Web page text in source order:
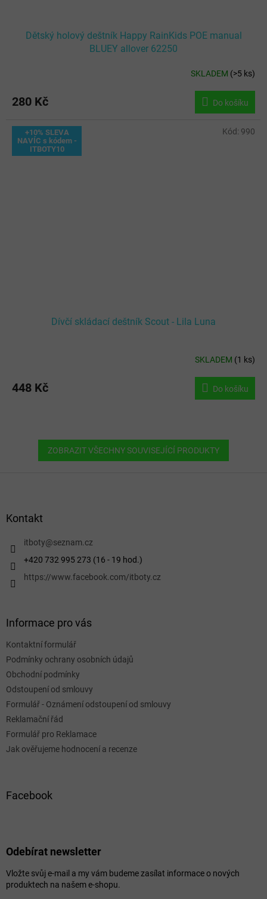
Dětský holový deštník Happy RainKids POE manual
BLUEY allover 62250
SKLADEM (>5 ks)
280 Kč Do košíku
+10% SLEVA
NAVÍC s kódem -
ITBOTY10
Dívčí skládací deštník Scout - Lila Luna
SKLADEM (1 ks)
448 Kč Do košíku
Kód: 990
ZOBRAZIT VŠECHNY SOUVISEJÍCÍ PRODUKTY
Kontakt
itboty@seznam.cz
+420 732 995 273 (16 - 19 hod.)
https://www.facebook.com/itboty.cz
Informace pro vás
Kontaktní formulář
Podmínky ochrany osobních údajů
Obchodní podmínky
Odstoupení od smlouvy
Formulář - Oznámení odstoupení od smlouvy
Reklamační řád
Formulář pro Reklamace
Jak ověřujeme hodnocení a recenze
Facebook
Odebírat newsletter
Vložte svůj e-mail a my vám budeme zasílat informace o nových
produktech na našem e-shopu.